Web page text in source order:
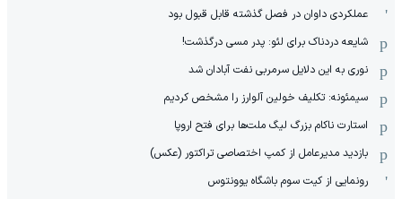
عملکردی داوان در فصل گذشته قابل قبول بود
شایعه دردناک برای لئو: پدر مسی درگذشت!
نوری به این دلایل سرمربی نفت آبادان شد
سیمئونه: تکلیف خولین آلوارز را مشخص کردیم
استارت ناکام بزرگ لیگ ملت‌ها برای فتح اروپا
بازدید مدیرعامل از کمپ اختصاصی تراکتور (عکس)
رونمایی از کیت سوم باشگاه یوونتوس